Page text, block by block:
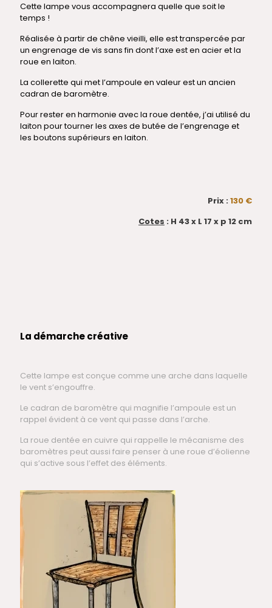
Cette lampe vous accompagnera quelle que soit le
temps !
Réalisée à partir de chêne vieilli, elle est transpercée par
un engrenage de vis sans fin dont l’axe est en acier et la
roue en laiton.
La collerette qui met l’ampoule en valeur est un ancien
cadran de baromètre.
Pour rester en harmonie avec la roue dentée, j’ai utilisé du
laiton pour tourner les axes de butée de l’engrenage et
les boutons supérieurs en laiton.
Prix :130 €
Cotes : H 43 x L 17 x p 12 cm
La démarche créative
Cette lampe est conçue comme une arche dans laquelle
le vent s’engouffre.
Le cadran de baromètre qui magnifie l’ampoule est un
rappel évident à ce vent qui passe dans l’arche.
La roue dentée en cuivre qui rappelle le mécanisme des
baromètres peut aussi faire penser à une roue d’éolienne
qui s’active sous l’effet des éléments.